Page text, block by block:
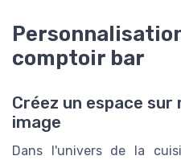
comptoir bar
Créez un espace
image
Dans l'univers de la